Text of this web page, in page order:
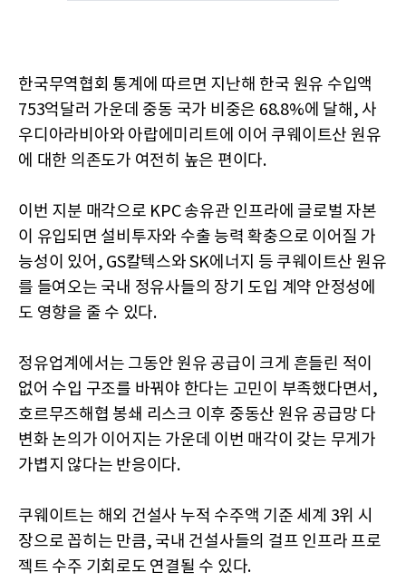
한국무역협회 통계에 따르면 지난해 한국 원유 수입액
753억달러 가운데 중동 국가 비중은 68.8%에 달해, 사
우디아라비아와 아랍에미리트에 이어 쿠웨이트산 원유
에 대한 의존도가 여전히 높은 편이다.
이번 지분 매각으로 KPC 송유관 인프라에 글로벌 자본
이 유입되면 설비투자와 수출 능력 확충으로 이어질 가
능성이 있어, GS칼텍스와 SK에너지 등 쿠웨이트산 원유
를 들여오는 국내 정유사들의 장기 도입 계약 안정성에
도 영향을 줄 수 있다.
정유업계에서는 그동안 원유 공급이 크게 흔들린 적이
없어 수입 구조를 바꿔야 한다는 고민이 부족했다면서,
호르무즈해협 봉쇄 리스크 이후 중동산 원유 공급망 다
변화 논의가 이어지는 가운데 이번 매각이 갖는 무게가
가볍지 않다는 반응이다.
쿠웨이트는 해외 건설사 누적 수주액 기준 세계 3위 시
장으로 꼽히는 만큼, 국내 건설사들의 걸프 인프라 프로
젝트 수주 기회로도 연결될 수 있다.